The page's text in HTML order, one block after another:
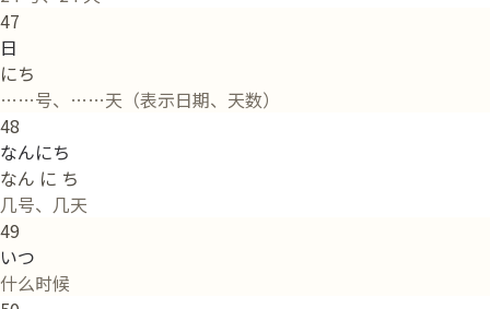
47
日
にち
……号、……天（表示日期、天数）
48
なんにち
なん に ち
几号、几天
49
いつ
什么时候